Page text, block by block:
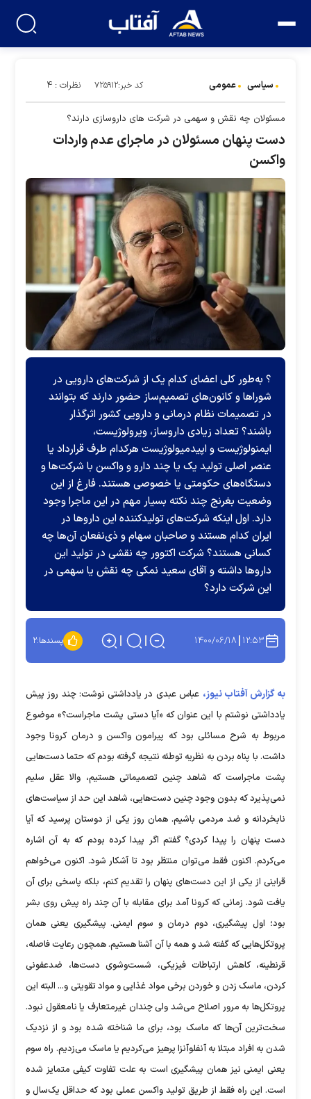
سیاسی عمومی کد خبر:۷۲۵۹۱۲ نظرات : ۴
مسئولان چه نقش و سهمی در شرکت های داروسازی دارند؟
دست پنهان مسئولان در ماجرای عدم واردات
واکسن
؟ به‌طور کلی اعضای کدام یک از شرکت‌های دارویی در
شورا‌ها و کانون‌های تصمیم‌ساز حضور دارند که بتوانند
در تصمیمات نظام درمانی و دارویی کشور اثرگذار
باشند؟ تعداد زیادی داروساز، ویرولوژیست،
ایمنولوژیست و اپیدمیولوژیست هرکدام طرف قرارداد یا
عنصر اصلی تولید یک یا چند دارو و واکسن با شرکت‌ها و
دستگاه‌های حکومتی یا خصوصی هستند. فارغ از این
وضعیت بغرنج چند نکته بسیار مهم در این ماجرا وجود
دارد. اول اینکه شرکت‌های تولیدکننده این دارو‌ها در
ایران کدام هستند و صاحبان سهام و ذی‌نفعان آن‌ها چه
کسانی هستند؟ شرکت اکتوور چه نقشی در تولید این
دارو‌ها داشته و آقای سعید نمکی چه نقش یا سهمی در
این شرکت دارد؟
۱۲:۵۳ ۱۴۰۰/۰۶/۱۸ پسندها:۲
به گزارش آفتاب نیوز، عباس عبدی در یادداشتی نوشت: چند روز پیش
یادداشتی نوشتم با این عنوان که «آیا دستی پشت ماجراست؟» موضوع
مربوط به شرح مسائلی بود که پیرامون واکسن و درمان کرونا وجود
داشت. با پناه بردن به نظریه توطئه نتیجه گرفته بودم که حتما دست‌هایی
پشت ماجراست که شاهد چنین تصمیماتی هستیم، والا عقل سلیم
نمی‌پذیرد که بدون وجود چنین دست‌هایی، شاهد این حد از سیاست‌های
نابخردانه و ضد مردمی باشیم. همان روز یکی از دوستان پرسید که آیا
دست پنهان را پیدا کردی؟ گفتم اگر پیدا کرده بودم که به آن اشاره
می‌کردم. اکنون فقط می‌توان منتظر بود تا آشکار شود. اکنون می‌خواهم
قراینی از یکی از این دست‌های پنهان را تقدیم کنم، بلکه پاسخی برای آن
یافت شود. زمانی که کرونا آمد برای مقابله با آن چند راه پیش روی بشر
بود؛ اول پیشگیری، دوم درمان و سوم ایمنی. پیشگیری یعنی همان
پروتکل‌هایی که گفته شد و همه با آن آشنا هستیم. همچون رعایت فاصله،
قرنطینه، کاهش ارتباطات فیزیکی، شست‌وشوی دست‌ها، ضدعفونی
کردن، ماسک زدن و خوردن برخی مواد غذایی و مواد تقویتی و... البته این
پروتکل‌ها به مرور اصلاح می‌شد ولی چندان غیرمتعارف یا نامعقول نبود.
سخت‌ترین آن‌ها که ماسک بود، برای ما شناخته شده بود و از نزدیک
شدن به افراد مبتلا به آنفلوآنزا پرهیز می‌کردیم یا ماسک می‌زدیم. راه سوم
یعنی ایمنی نیز همان پیشگیری است به علت تفاوت کیفی متمایز شده
است. این راه فقط از طریق تولید واکسن عملی بود که حداقل یک‌سال و